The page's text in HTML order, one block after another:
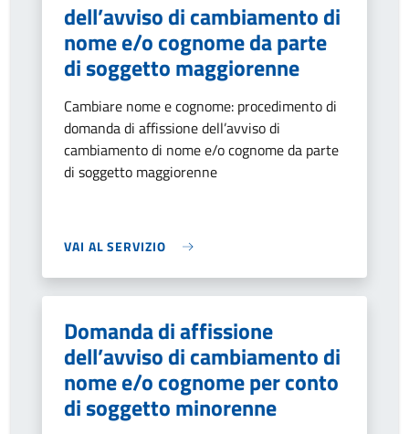
dell’avviso di cambiamento di
nome e/o cognome da parte
di soggetto maggiorenne
Cambiare nome e cognome: procedimento di
domanda di affissione dell’avviso di
cambiamento di nome e/o cognome da parte
di soggetto maggiorenne
VAI AL SERVIZIO
Domanda di affissione
dell’avviso di cambiamento di
nome e/o cognome per conto
di soggetto minorenne